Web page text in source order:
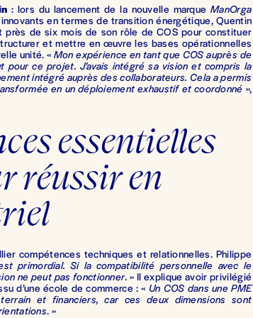
: lors du lancement de la nouvelle marqueManOrga
en termes de transition énergétique, Quentin
près de six mois de son rôle de COS pour constituer
et mettre en œuvre les bases opérationnelles
unité. « Mon expérience en tant que COS auprès de
pour ce projet. J’avais intégré sa vision et compris la
intégré auprès des collaborateurs. Cela a permis
en un déploiement exhaustif et coordonné »,
essentielles
réussir en
compétences techniques et relationnelles. Philippe
primordial. Si la compatibilité personnelle avec le
ne peut pas fonctionner. » Il explique avoir privilégié
d’une école de commerce : « Un COS dans une PME
et financiers, car ces deux dimensions sont
. »